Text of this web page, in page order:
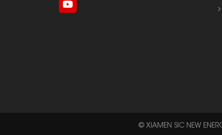
© XIAMEN SIC NEW